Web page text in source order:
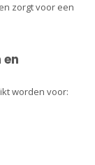
zorgt voor een
en
worden voor: